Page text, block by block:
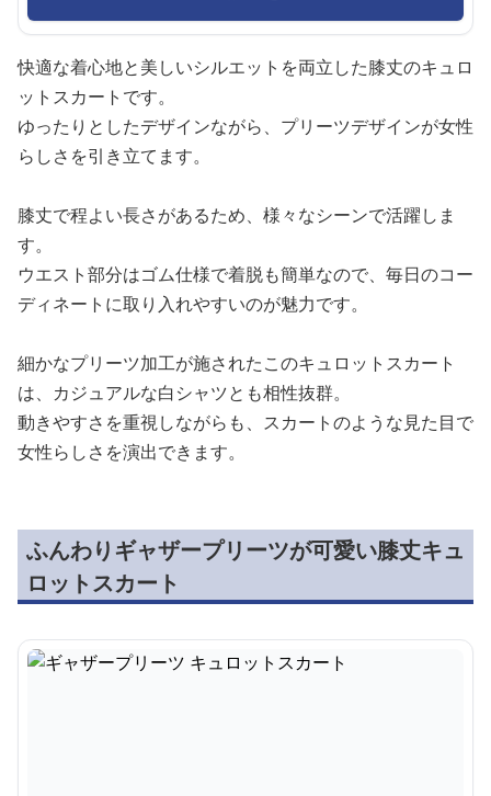
快適な着心地と美しいシルエットを両立した膝丈のキュロ
ットスカートです。
ゆったりとしたデザインながら、プリーツデザインが女性
らしさを引き立てます。
膝丈で程よい長さがあるため、様々なシーンで活躍しま
す。
ウエスト部分はゴム仕様で着脱も簡単なので、毎日のコー
ディネートに取り入れやすいのが魅力です。
細かなプリーツ加工が施されたこのキュロットスカート
は、カジュアルな白シャツとも相性抜群。
動きやすさを重視しながらも、スカートのような見た目で
女性らしさを演出できます。
ふんわりギャザープリーツが可愛い膝丈キュ
ロットスカート